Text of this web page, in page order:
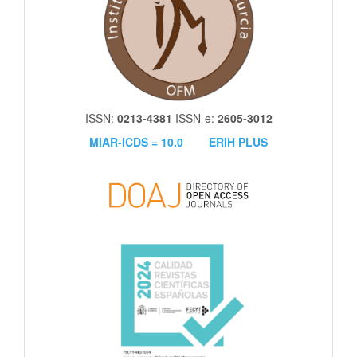
ISSN: 0213-4381 ISSN-e: 2605-3012
MIAR-ICDS = 10.0
ERIH PLUS